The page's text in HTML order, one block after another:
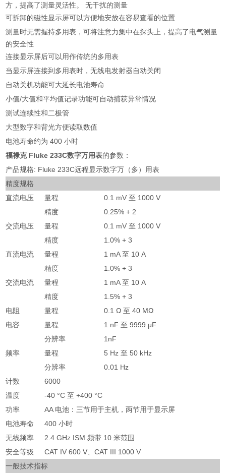
方，提高了测量灵活性。 无干扰的测量
可拆卸的磁性显示屏可以方便地安放在容易查看的位置
测量时无需握持多用表，可将注意力集中在探头上，提高了电气测量
的安全性
连接显示屏后可以用作传统的多用表
当显示屏连接到多用表时，无线电发射器自动关闭
自动关机功能可大延长电池寿命
小值/大值和平均值记录功能可自动捕获异常情况
测试连续性和二极管
大型数字和背光方便读取数值
电池寿命约为 400 小时
福禄克 Fluke 233C数字万用表的参数：
产品规格: Fluke 233C远程显示数字万（多）用表
精度规格
直流电压
量程
0.1 mV 至 1000 V
精度
0.25% + 2
交流电压
量程
0.1 mV 至 1000 V
精度
1.0% + 3
直流电流
量程
1 mA 至 10 A
精度
1.0% + 3
交流电流
量程
1 mA 至 10 A
精度
1.5% + 3
电阻
量程
0.1 Ω 至 40 MΩ
电容
量程
1 nF 至 9999 μF
分辨率
1nF
频率
量程
5 Hz 至 50 kHz
分辨率
0.01 Hz
计数
6000
温度
-40 °C 至 +400 °C
功率
AA 电池：三节用于主机，两节用于显示屏
电池寿命
400 小时
无线频率
2.4 GHz ISM 频带 10 米范围
安全等级
CAT IV 600 V、CAT III 1000 V
一般技术指标